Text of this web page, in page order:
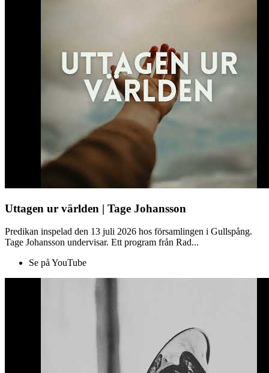
Uttagen ur världen | Tage Johansson
Predikan inspelad den 13 juli 2026 hos församlingen i Gullspång.
Tage Johansson undervisar. Ett program från Rad...
Se på YouTube